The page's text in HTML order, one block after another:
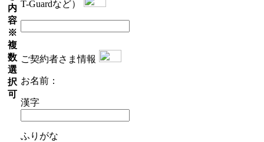
内
容
※
複
数
選
択
可
T-Guardなど）
ご契約者さま情報
お名前：
漢字
ふりがな